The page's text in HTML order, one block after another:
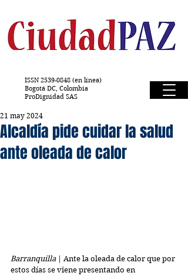
ISSN 2539-0848 (en línea)
Bogotá DC, Colombia
ProDignidad SAS
Alcaldía pide cuidar la salud
ante oleada de calor
21 may 2024
Barranquilla | Ante la oleada de calor que por
estos días se viene presentando en